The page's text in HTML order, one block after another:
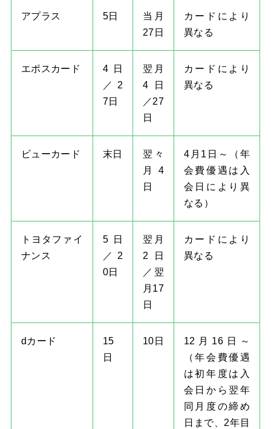
アプラス 5日
当月
27日
カードにより
異なる
エポスカード
4日
／2
7日
翌月
4日
／27
日
カードにより
異なる
ビューカード 末日
翌々
月4
日
4月1日～（年
会費優遇は入
会日により異
なる）
トヨタファイ
ナンス
5日
／2
0日
翌月
2日
／翌
月17
日
カードにより
異なる
dカード
15
日
10日
12月16日～
（年会費優遇
は初年度は入
会日から翌年
同月度の締め
日まで、2年目